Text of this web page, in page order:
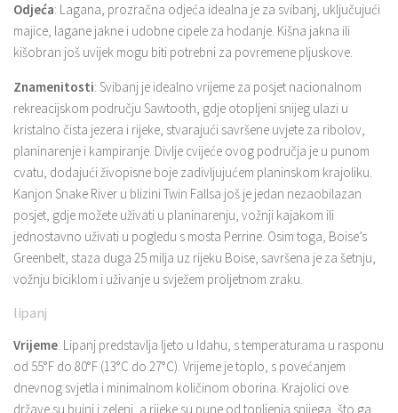
Odjeća: Lagana, prozračna odjeća idealna je za svibanj, uključujući
majice, lagane jakne i udobne cipele za hodanje. Kišna jakna ili
kišobran još uvijek mogu biti potrebni za povremene pljuskove.
Znamenitosti: Svibanj je idealno vrijeme za posjet nacionalnom
rekreacijskom području Sawtooth, gdje otopljeni snijeg ulazi u
kristalno čista jezera i rijeke, stvarajući savršene uvjete za ribolov,
planinarenje i kampiranje. Divlje cvijeće ovog područja je u punom
cvatu, dodajući živopisne boje zadivljujućem planinskom krajoliku.
Kanjon Snake River u blizini Twin Fallsa još je jedan nezaobilazan
posjet, gdje možete uživati ​​u planinarenju, vožnji kajakom ili
jednostavno uživati ​​u pogledu s mosta Perrine. Osim toga, Boise’s
Greenbelt, staza duga 25 milja uz rijeku Boise, savršena je za šetnju,
vožnju biciklom i uživanje u svježem proljetnom zraku.
lipanj
Vrijeme: Lipanj predstavlja ljeto u Idahu, s temperaturama u rasponu
od 55°F do 80°F (13°C do 27°C). Vrijeme je toplo, s povećanjem
dnevnog svjetla i minimalnom količinom oborina. Krajolici ove
države su bujni i zeleni, a rijeke su pune od topljenja snijega, što ga